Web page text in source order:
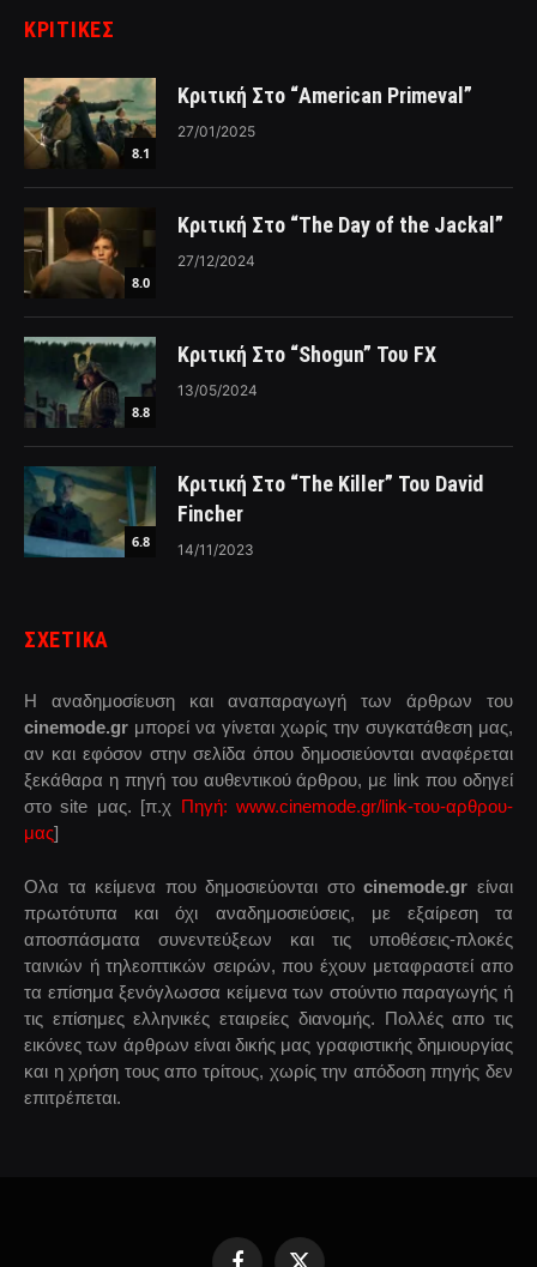
ΚΡΙΤΙΚΈΣ
8.1
Κριτική Στο “American Primeval”
27/01/2025
8.0
Κριτική Στο “The Day of the Jackal”
27/12/2024
8.8
Κριτική Στο “Shogun” Του FX
13/05/2024
6.8
Κριτική Στο “The Killer” Του David
Fincher
14/11/2023
ΣΧΕΤΙΚΑ
Η αναδημοσίευση και αναπαραγωγή των άρθρων του
cinemode.gr μπορεί να γίνεται χωρίς την συγκατάθεση μας,
αν και εφόσον στην σελίδα όπου δημοσιεύονται αναφέρεται
ξεκάθαρα η πηγή του αυθεντικού άρθρου, με link που οδηγεί
στο site μας. [π.χ Πηγή: www.cinemode.gr/link-του-αρθρου-
μας]
Ολα τα κείμενα που δημοσιεύονται στοcinemode.gr είναι
πρωτότυπα και όχι αναδημοσιεύσεις, με εξαίρεση τα
αποσπάσματα συνεντεύξεων και τις υποθέσεις-πλοκές
ταινιών ή τηλεοπτικών σειρών, που έχουν μεταφραστεί απο
τα επίσημα ξενόγλωσσα κείμενα των στούντιο παραγωγής ή
τις επίσημες ελληνικές εταιρείες διανομής. Πολλές απο τις
εικόνες των άρθρων είναι δικής μας γραφιστικής δημιουργίας
και η χρήση τους απο τρίτους, χωρίς την απόδοση πηγής δεν
επιτρέπεται.